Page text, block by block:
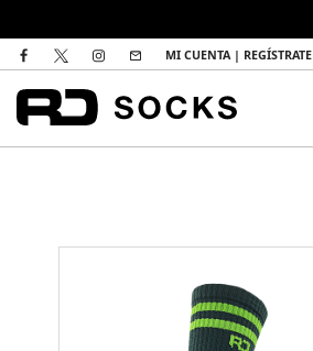
MI CUENTA | REGÍSTRATE